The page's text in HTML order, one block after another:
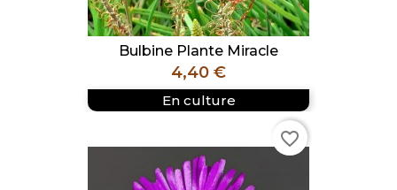
Bulbine Plante Miracle
Prix
4,40 €
En culture
favorite_border